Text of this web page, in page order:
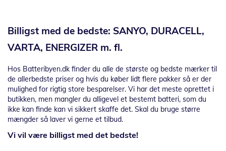
Billigst med de bedste: SANYO, DURACELL,
VARTA, ENERGIZER m. fl.
Hos Batteribyen.dk finder du alle de største og bedste mærker til
de allerbedste priser og hvis du køber lidt flere pakker så er der
mulighed for rigtig store besparelser. Vi har det meste oprettet i
butikken, men mangler du alligevel et bestemt batteri, som du
ikke kan finde kan vi sikkert skaffe det. Skal du bruge større
mængder så laver vi gerne et tilbud.
Vi vil være billigst med det bedste!